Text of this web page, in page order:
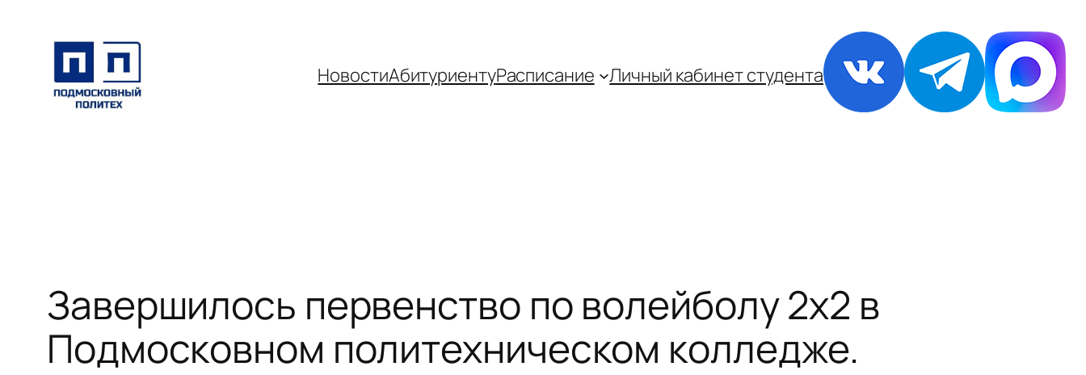
содержимому
НовостиАбитуриентуРаспиcание Личный кабинет студента
Завершилось первенство по волейболу 2х2 в
Подмосковном политехническом колледже.